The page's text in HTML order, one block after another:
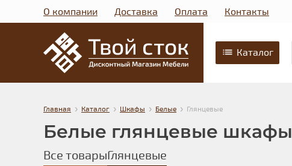
О компании Доставка Оплата Контакты
Каталог
Главная › Каталог › Шкафы › Белые › Глянцевые
Белые глянцевые шкафы
Все товарыГлянцевые